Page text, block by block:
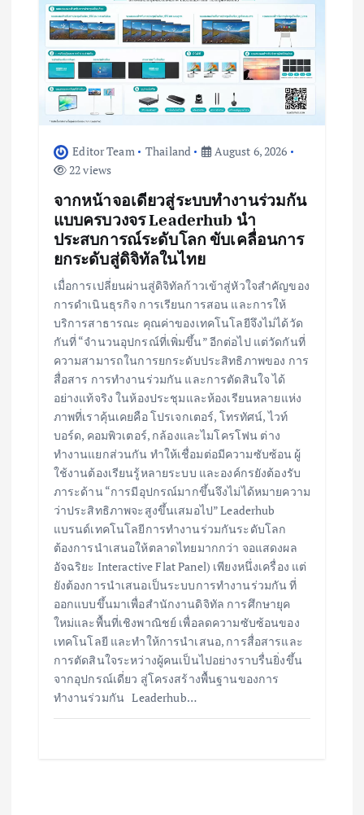
Editor Team Thailand
August 6, 2026
22 views
จากหน้าจอเดียวสู่ระบบทำงานร่วมกัน
แบบครบวงจร Leaderhub นำ
ประสบการณ์ระดับโลก ขับเคลื่อนการ
ยกระดับสู่ดิจิทัลในไทย
เมื่อการเปลี่ยนผ่านสู่ดิจิทัลก้าวเข้าสู่หัวใจสำคัญของ
การดำเนินธุรกิจ การเรียนการสอน และการให้
บริการสาธารณะ คุณค่าของเทคโนโลยีจึงไม่ได้วัด
กันที่ “จำนวนอุปกรณ์ที่เพิ่มขึ้น” อีกต่อไป แต่วัดกันที่
ความสามารถในการยกระดับประสิทธิภาพของ การ
สื่อสาร การทำงานร่วมกัน และการตัดสินใจ ได้
อย่างแท้จริง ในห้องประชุมและห้องเรียนหลายแห่ง
ภาพที่เราคุ้นเคยคือ โปรเจกเตอร์, โทรทัศน์, ไวท์
บอร์ด, คอมพิวเตอร์, กล้องและไมโครโฟน ต่าง
ทำงานแยกส่วนกัน ทำให้เชื่อมต่อมีความซับซ้อน ผู้
ใช้งานต้องเรียนรู้หลายระบบ และองค์กรยังต้องรับ
ภาระด้าน “การมีอุปกรณ์มากขึ้นจึงไม่ได้หมายความ
ว่าประสิทธิภาพจะสูงขึ้นเสมอไป” Leaderhub
แบรนด์เทคโนโลยีการทำงานร่วมกันระดับโลก
ต้องการนำเสนอให้ตลาดไทยมากกว่า จอแสดงผล
อัจฉริยะ Interactive Flat Panel) เพียงหนึ่งเครื่อง แต่
ยังต้องการนำเสนอเป็นระบบการทำงานร่วมกัน ที่
ออกแบบขึ้นมาเพื่อสำนักงานดิจิทัล การศึกษายุค
ใหม่และพื้นที่เชิงพาณิชย์ เพื่อลดความซับซ้อนของ
เทคโนโลยี และทำให้การนำเสนอ, การสื่อสารและ
การตัดสินใจระหว่างผู้คนเป็นไปอย่างราบรื่นยิ่งขึ้น
จากอุปกรณ์เดี่ยว สู่โครงสร้างพื้นฐานของการ
ทำงานร่วมกัน Leaderhub…